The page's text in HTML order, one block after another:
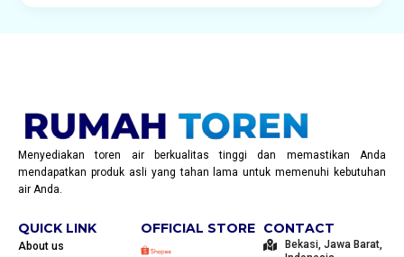
Menyediakan toren air berkualitas tinggi dan memastikan Anda
mendapatkan produk asli yang tahan lama untuk memenuhi kebutuhan
air Anda.
QUICK LINK
About us
OFFICIAL STORE CONTACT
Bekasi, Jawa Barat,